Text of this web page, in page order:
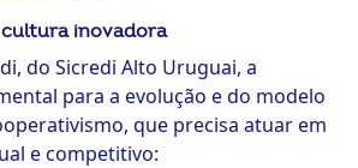
inovadora
do Sicredi Alto Uruguai, a
para a evolução e do modelo
que precisa atuar em
e competitivo: